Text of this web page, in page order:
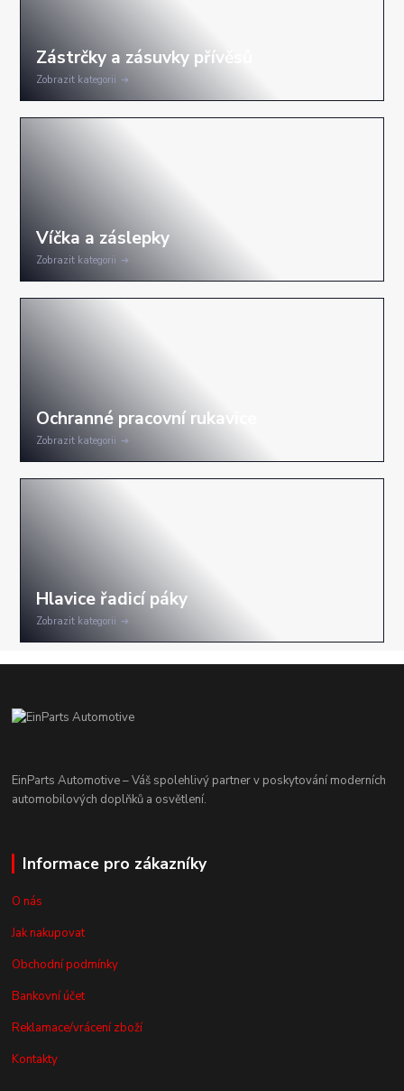
Zobrazit kategorii
Zobrazit kategorii
Zobrazit kategorii
Zobrazit kategorii
EinParts Automotive – Váš spolehlivý partner v poskytování moderních
automobilových doplňků a osvětlení.
Informace pro zákazníky
O nás
Jak nakupovat
Obchodní podmínky
Bankovní účet
Reklamace/vrácení zboží
Kontakty